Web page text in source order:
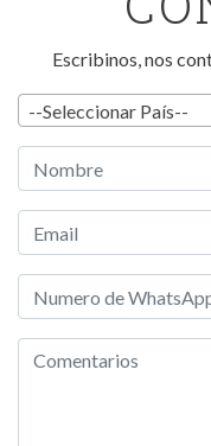
Escribinos, nos
--Seleccionar País--